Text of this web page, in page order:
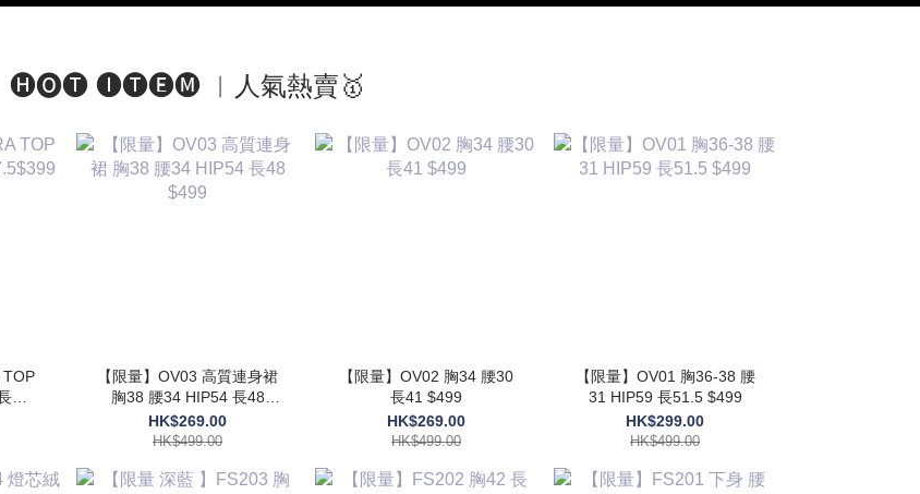
🅗🅞🅣 🅘🅣🅔🅜 ︱人氣熱賣🥇
【限量】OV03 高質連身裙
胸38 腰34 HIP54 長48
$499
HK$269.00
HK$499.00
【限量】OV02 胸34 腰30
長41 $499
HK$269.00
HK$499.00
【限量】OV01 胸36-38 腰
31 HIP59 長51.5 $499
HK$299.00
HK$499.00